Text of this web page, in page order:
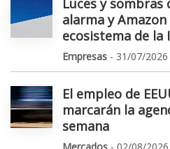
Luces y
alarma y
ecosistema de la
Empresas - 31/07/2026
El empleo de
marcarán la
semana